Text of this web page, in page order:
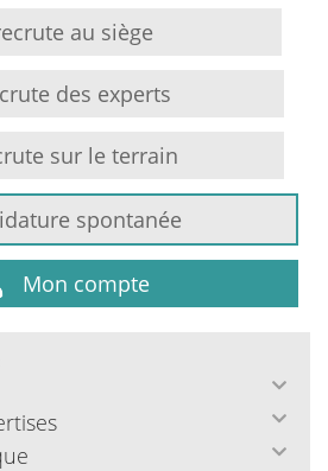
au siège
des experts
sur le terrain
spontanée
Mon compte